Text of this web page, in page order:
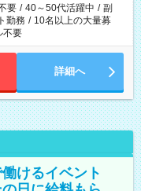
要 / 40～50代活躍中 / 副
勤務 / 10名以上の大量募
不要
詳細へ
けるイベント